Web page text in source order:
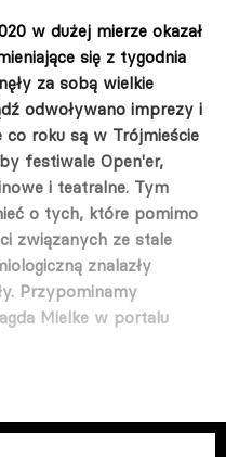
w dużej mierze okazał
się z tygodnia
za sobą wielkie
odwoływano imprezy i
roku są w Trójmieście
festiwale Open'er,
i teatralne. Tym
o tych, które pomimo
związanych ze stale
znalazły
Przypominamy
Mielke w portalu